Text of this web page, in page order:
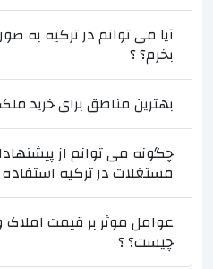
آیا می توانم در ترکیه به
بخرم؟ ؟
بهترین مناطق برای خرید
چگونه می توانم از
مستغلات در ترکیه
عوامل موثر بر قیمت
چیست؟ ؟